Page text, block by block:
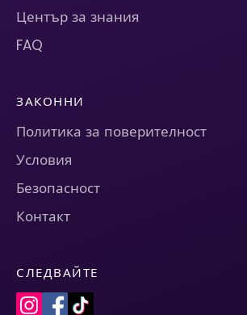
Център за знания
FAQ
ЗАКОННИ
Политика за поверителност
Условия
Безопасност
Контакт
СЛЕДВАЙТЕ